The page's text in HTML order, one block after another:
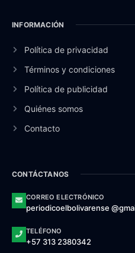
INFORMACIÓN
Política de privacidad
Términos y condiciones
Política de publicidad
Quiénes somos
Contacto
CONTÁCTANOS
CORREO ELECTRÓNICO
periodicoelbolivarense
TELÉFONO
+57 313 2380342